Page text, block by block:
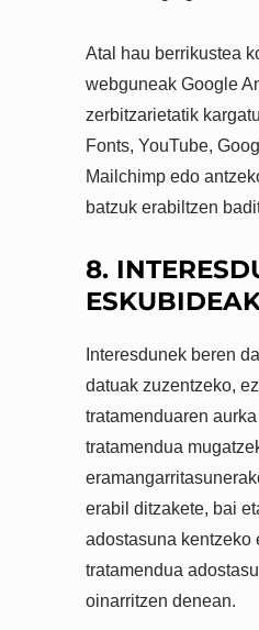
Atal hau berrikustea
webguneak Google
zerbitzarietatik
Fonts, YouTube,
Mailchimp edo
batzuk erabiltzen
8.
Interesdunek beren
datuak zuzentzeko,
tratamenduaren
tratamendua
erabil ditzakete, bai
adostasuna kentzeko
tratamendua
oinarritzen denean.